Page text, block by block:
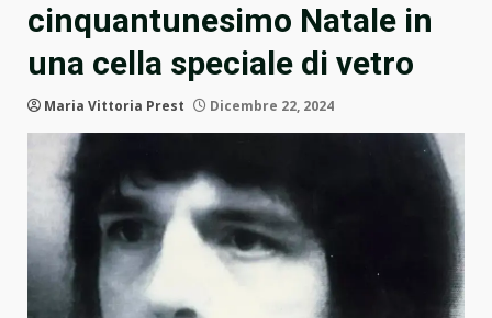
cinquantunesimo Natale in
una cella speciale di vetro
Maria Vittoria Prest Dicembre 22, 2024